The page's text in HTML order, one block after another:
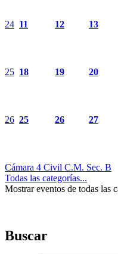
24 11 12 13
25 18 19 20
26 25 26 27
Cámara 4 Civil C.M. Sec. B
Todas las categorías...
Mostrar eventos de todas las
Buscar